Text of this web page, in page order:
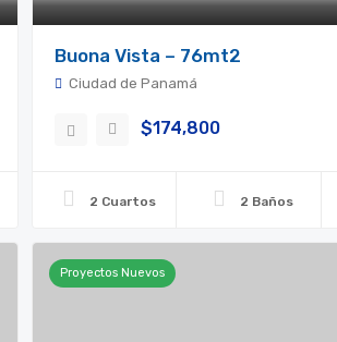
Buona Vista – 76mt2
Ciudad de Panamá
$174,800
2 Cuartos 2 Baños
Proyectos Nuevos